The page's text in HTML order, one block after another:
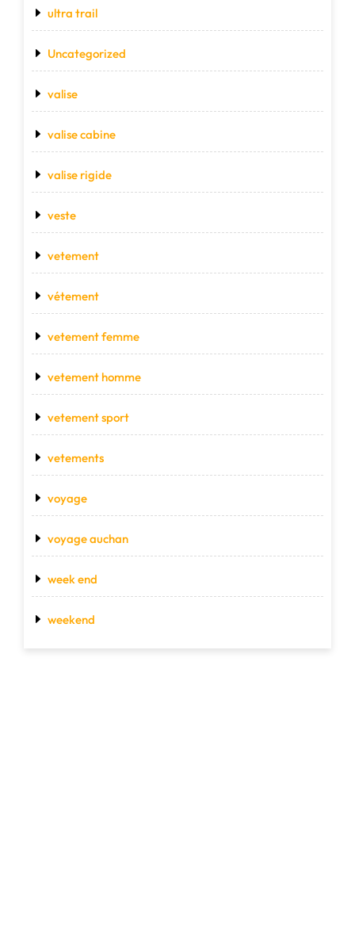
ultra trail
Uncategorized
valise
valise cabine
valise rigide
veste
vetement
vétement
vetement femme
vetement homme
vetement sport
vetements
voyage
voyage auchan
week end
weekend